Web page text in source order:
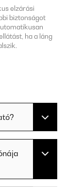
elzárási
biztonságot
ha a láng